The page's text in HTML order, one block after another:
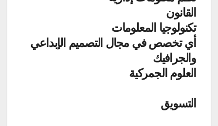
القانون
تكنولوجيا المعلومات
أي تخصص في مجال التصميم الإبداعي
والجرافيك
العلوم الجمركية
التسويق